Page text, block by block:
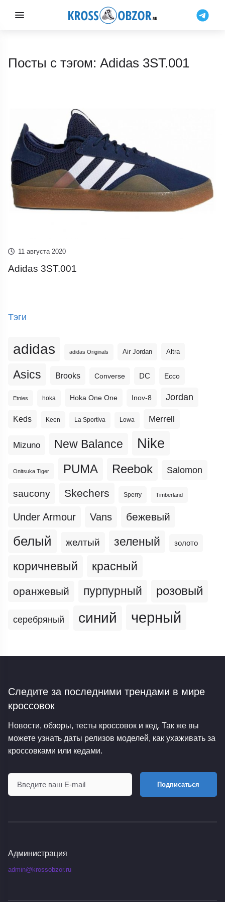
Посты с тэгом: Adidas 3ST.001
11 августа 2020
Adidas 3ST.001
Тэги
adidas adidas Originals Air Jordan Altra
Asics Brooks Converse DC Ecco
Etnies hoka Hoka One One Inov-8 Jordan
Keds Keen La Sportiva Lowa Merrell
Mizuno New Balance Nike
Onitsuka Tiger PUMA Reebok Salomon
saucony Skechers Sperry Timberland
Under Armour Vans бежевый
белый желтый зеленый золото
коричневый красный
оранжевый пурпурный розовый
серебряный синий черный
Следите за последними трендами в мире
кроссовок
Новости, обзоры, тесты кроссовок и кед. Так же вы
можете узнать даты релизов моделей, как ухаживать за
кроссовками или кедами.
Подписаться
Администрация
admin@krossobzor.ru